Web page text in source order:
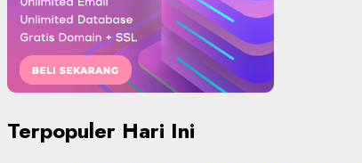
Terpopuler Hari Ini